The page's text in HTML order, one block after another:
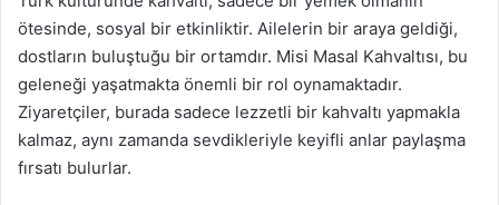
ötesinde, sosyal bir etkinliktir. Ailelerin bir araya geldiği,
dostların buluştuğu bir ortamdır. Misi Masal Kahvaltısı, bu
geleneği yaşatmakta önemli bir rol oynamaktadır.
Ziyaretçiler, burada sadece lezzetli bir kahvaltı yapmakla
kalmaz, aynı zamanda sevdikleriyle keyifli anlar paylaşma
fırsatı bulurlar.